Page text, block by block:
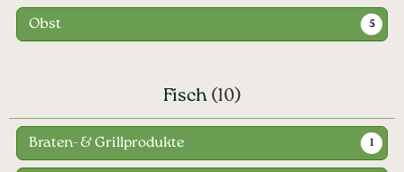
Obst 5
Fisch (10)
Braten- & Grillprodukte 1